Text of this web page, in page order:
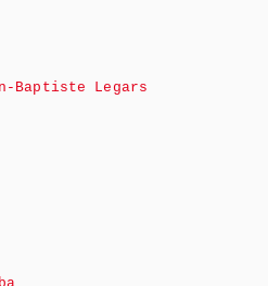
Baptiste Legars